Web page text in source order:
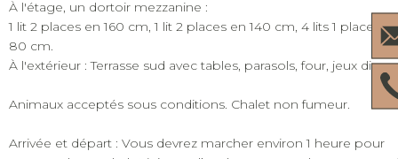
À l'étage, un dortoir mezzanine :
1 lit 2 places en 160 cm, 1 lit 2 places en 140 cm, 4 lits 1 place en
80 cm.
​À l'extérieur : Terrasse sud avec tables, parasols, four, jeux
Animaux acceptés sous conditions. Chalet non fumeur.
Arrivée et départ : Vous devrez marcher environ 1 heure pour